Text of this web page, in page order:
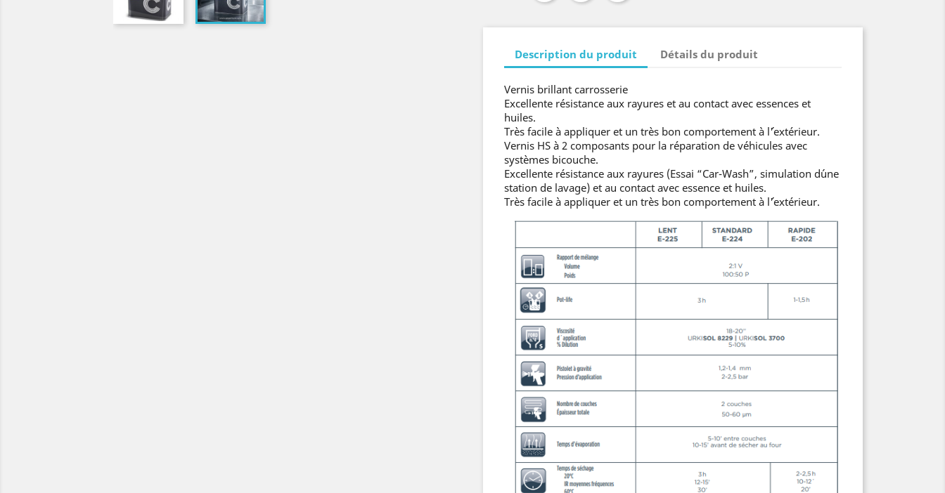
Description du produit Détails du produit
Vernis brillant carrosserie
Excellente résistance aux rayures et au contact avec essences et
huiles.
Très facile à appliquer et un très bon comportement à l´'extérieur.
Vernis HS à 2 composants pour la réparation de véhicules avec
systèmes bicouche.
Excellente résistance aux rayures (Essai “Car-Wash”, simulation d´une
station de lavage) et au contact avec essence et huiles.
Très facile à appliquer et un très bon comportement à l´'extérieur.